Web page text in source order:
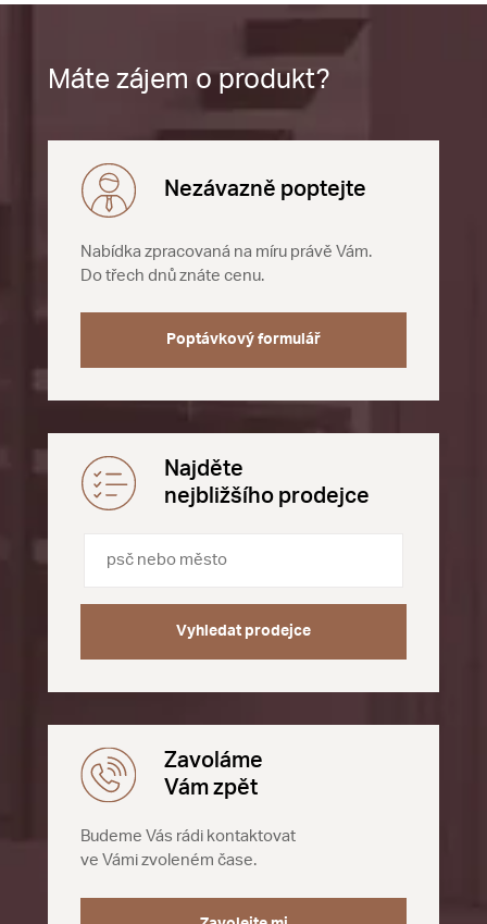
Máte zájem o produkt?
Nezávazně poptejte
Nabídka zpracovaná na míru právě Vám.
Do třech dnů znáte cenu.
Poptávkový formulář
Najděte
nejbližšího prodejce
Vyhledat prodejce
Zavoláme
Vám zpět
Budeme Vás rádi kontaktovat
ve Vámi zvoleném čase.